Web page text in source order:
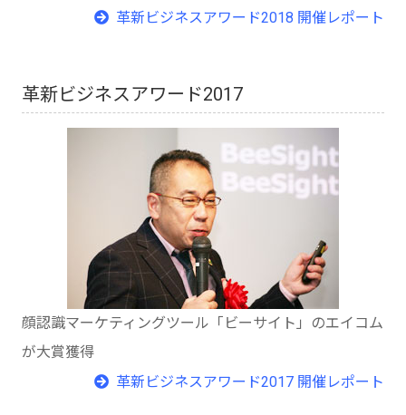
革新ビジネスアワード2018 開催レポート
革新ビジネスアワード2017
顔認識マーケティングツール「ビーサイト」のエイコム
が大賞獲得
革新ビジネスアワード2017 開催レポート